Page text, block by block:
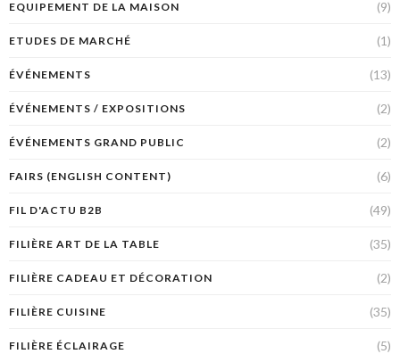
EQUIPEMENT DE LA MAISON (9)
ETUDES DE MARCHÉ (1)
ÉVÉNEMENTS (13)
ÉVÉNEMENTS / EXPOSITIONS (2)
ÉVÉNEMENTS GRAND PUBLIC (2)
FAIRS (ENGLISH CONTENT) (6)
FIL D'ACTU B2B (49)
FILIÈRE ART DE LA TABLE (35)
FILIÈRE CADEAU ET DÉCORATION (2)
FILIÈRE CUISINE (35)
FILIÈRE ÉCLAIRAGE (5)